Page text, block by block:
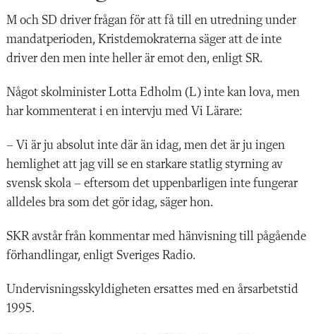
M och SD driver frågan för att få till en utredning under
mandatperioden, Kristdemokraterna säger att de inte
driver den men inte heller är emot den, enligt SR.
Något skolminister Lotta Edholm (L) inte kan lova, men
har kommenterat i en intervju med Vi Lärare:
– Vi är ju absolut inte där än idag, men det är ju ingen
hemlighet att jag vill se en starkare statlig styrning av
svensk skola – eftersom det uppenbarligen inte fungerar
alldeles bra som det gör idag, säger hon.
SKR avstår från kommentar med hänvisning till pågående
förhandlingar, enligt Sveriges Radio.
Undervisningsskyldigheten ersattes med en årsarbetstid
1995.